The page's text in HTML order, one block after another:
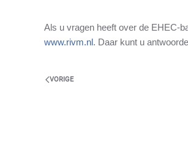
Als u vragen heeft over de EHEC-
www.rivm.nl. Daar kunt u
VORIGE